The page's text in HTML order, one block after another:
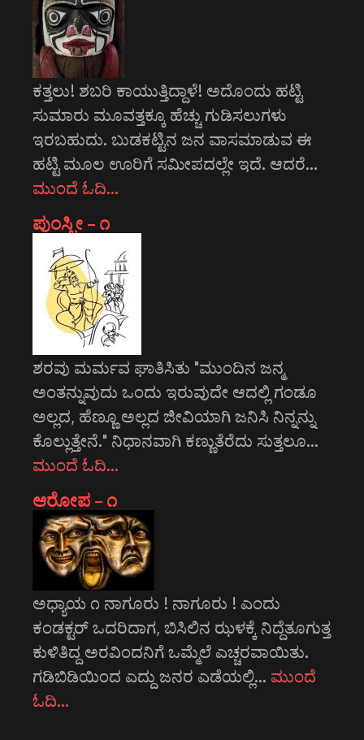
ಕತ್ತಲು! ಶಬರಿ ಕಾಯುತ್ತಿದ್ದಾಳೆ! ಅದೊಂದು ಹಟ್ಟಿ
ಸುಮಾರು ಮೂವತ್ತಕ್ಕೂ ಹೆಚ್ಚು ಗುಡಿಸಲುಗಳು
ಇರಬಹುದು. ಬುಡಕಟ್ಟಿನ ಜನ ವಾಸಮಾಡುವ ಈ
ಹಟ್ಟಿ ಮೂಲ ಊರಿಗೆ ಸಮೀಪದಲ್ಲೇ ಇದೆ. ಆದರೆ…
ಮುಂದೆ ಓದಿ…
ಪುಂಸ್ತ್ರೀ – ೧
ಶರವು ಮರ್ಮವ ಘಾತಿಸಿತು "ಮುಂದಿನ ಜನ್ಮ
ಅಂತನ್ನುವುದು ಒಂದು ಇರುವುದೇ ಆದಲ್ಲಿ ಗಂಡೂ
ಅಲ್ಲದ, ಹೆಣ್ಣೂ ಅಲ್ಲದ ಜೀವಿಯಾಗಿ ಜನಿಸಿ ನಿನ್ನನ್ನು
ಕೊಲ್ಲುತ್ತೇನೆ." ನಿಧಾನವಾಗಿ ಕಣ್ಣುತೆರೆದು ಸುತ್ತಲೂ…
ಮುಂದೆ ಓದಿ…
ಆರೋಪ – ೧
ಅಧ್ಯಾಯ ೧ ನಾಗೂರು ! ನಾಗೂರು ! ಎಂದು
ಕಂಡಕ್ಟರ್ ಒದರಿದಾಗ, ಬಿಸಿಲಿನ ಝಳಕ್ಕೆ ನಿದ್ದೆತೂಗುತ್ತ
ಕುಳಿತಿದ್ದ ಅರವಿಂದನಿಗೆ ಒಮ್ಮೆಲೆ ಎಚ್ಚರವಾಯಿತು.
ಗಡಿಬಿಡಿಯಿಂದ ಎದ್ದು ಜನರ ಎಡೆಯಲ್ಲಿ… ಮುಂದೆ
ಓದಿ…